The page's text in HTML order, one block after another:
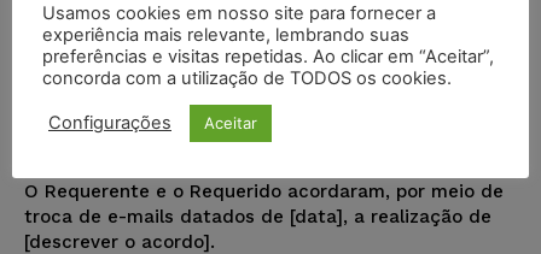
Modelo – Ação monitória para
cobrar uma dívida acordada por e-
mail
O Requerente e o Requerido acordaram, por meio de
troca de e-mails datados de [data], a realização de
[descrever o acordo].
Usamos cookies em nosso site para fornecer a
experiência mais relevante, lembrando suas
preferências e visitas repetidas. Ao clicar em “Aceitar”,
concorda com a utilização de TODOS os cookies.
Configurações Aceitar